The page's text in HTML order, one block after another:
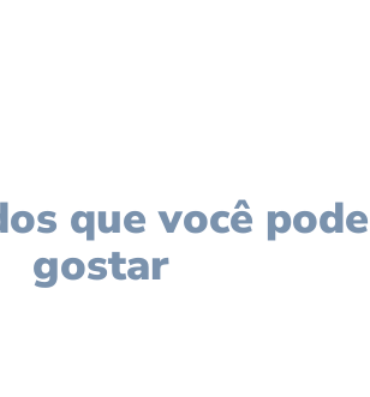
que você pode
gostar